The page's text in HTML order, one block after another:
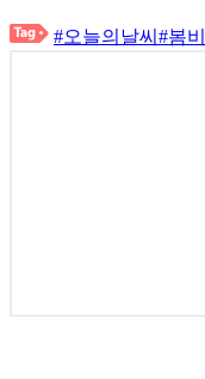
#오늘의날씨 #봄비